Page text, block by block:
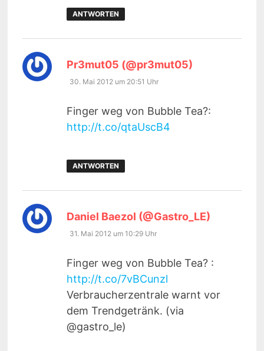
ANTWORTEN
Pr3mut05 (@pr3mut05)
30. Mai 2012 um 20:51 Uhr
Finger weg von Bubble Tea?:
http://t.co/qtaUscB4
ANTWORTEN
Daniel Baezol (@Gastro_LE)
31. Mai 2012 um 10:29 Uhr
Finger weg von Bubble Tea? :
http://t.co/7vBCunzl
Verbraucherzentrale warnt vor
dem Trendgetränk. (via
@gastro_le)